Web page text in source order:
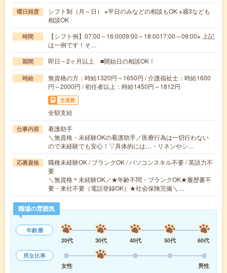
曜日頻度
シフト制（月～日） ※平日のみなどの相談もOK ※週3なども
相談OK
時間
【シフト例】07:00～16:0009:00～18:0017:00～09:00※ 上記
は一例です！そ…
期間 即日～2ヶ月以上 ■開始日の相談OK！
時給
無資格の方：時給1320円～1650円 / 介護福祉士：時給1600
円～2000円 / 初任者以上：時給1450円～1812円
交通費
全額支給
仕事内容
看護助手
＼無資格・未経験OKの看護助手／医療行為は一切行わない
ので未経験でも安心！▽具体的には…・リネンやシ…
応募資格
職種未経験OK / ブランクOK / パソコンスキル不要 / 英語力不
要
＼無資格＊未経験OK／★年齢不問・ブランクOK★履歴書不
要・来社不要（電話登録OK）★社会保険完備＼…
職場の雰囲気
年齢層
20代
30代 40代 50代
60代
男女比率
女性
男性